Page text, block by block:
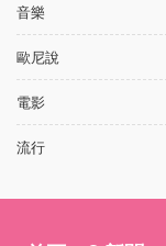
音樂
歐尼說
電影
流行